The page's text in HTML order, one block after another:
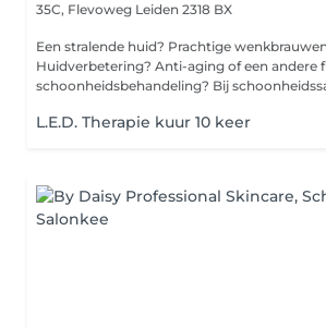
35C, Flevoweg Leiden 2318 BX
Een stralende huid? Prachtige
Huidverbetering? Anti-aging of een andere
schoonheidsbehandeling? Bij
L.E.D. Therapie kuur 10 keer